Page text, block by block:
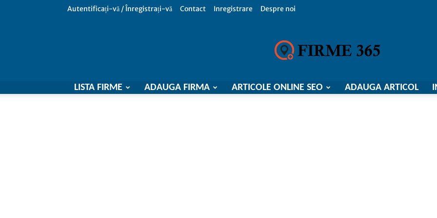
Autentificați-vă / Înregistrați-vă Contact Inregistrare Despre noi
Firme
LISTA FIRME ADAUGA FIRMA ARTICOLE ONLINE SEO ADAUGA ARTICOL